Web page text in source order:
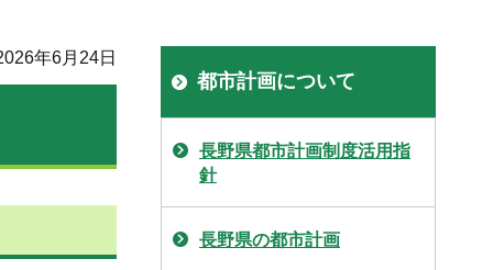
年6月24日
都市計画について
長野県都市計画制度活用指
針
長野県の都市計画